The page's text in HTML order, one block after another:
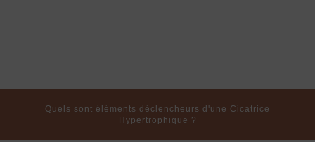
Quels sont éléments déclencheurs d'une Cicatrice
Hypertrophique ?